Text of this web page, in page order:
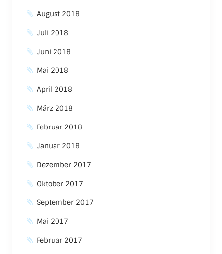
August 2018
Juli 2018
Juni 2018
Mai 2018
April 2018
März 2018
Februar 2018
Januar 2018
Dezember 2017
Oktober 2017
September 2017
Mai 2017
Februar 2017